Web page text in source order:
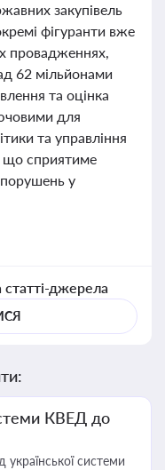
закупівель
фігуранти вже
провадженнях,
62 мільйонами
та оцінка
для
та управління
що сприятиме
у
джерела
КВЕД до
системи